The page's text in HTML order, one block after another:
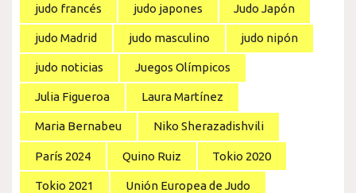
judo francés judo japones Judo Japón
judo Madrid judo masculino judo nipón
judo noticias Juegos Olímpicos
Julia Figueroa Laura Martínez
Maria Bernabeu Niko Sherazadishvili
París 2024 Quino Ruiz Tokio 2020
Tokio 2021 Unión Europea de Judo